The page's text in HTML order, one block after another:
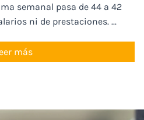
semanal pasa de 44 a 42
ni de prestaciones. ...
más